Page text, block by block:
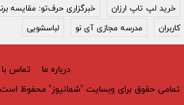
خرید لپ تاپ ارزان
خبرگزاری حرف‌تو: مقایسه
کاربران
مدرسه مجازی آی نو لباسشویی
درباره ما
تماس با
تمامی حقوق برای وبسایت "شمانیوز" محفوظ است